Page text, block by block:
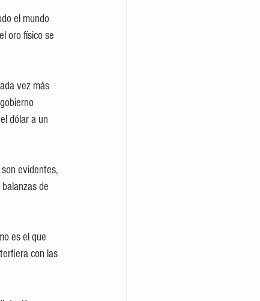
el mundo
oro físico se
vez más
dólar a un
evidentes,
de
es el que
con las